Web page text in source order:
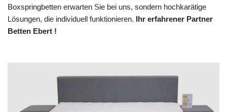
Boxspringbetten erwarten Sie bei uns, sondern hochkarätige
Lösungen, die individuell funktionieren. Ihr erfahrener Partner
Betten Ebert !